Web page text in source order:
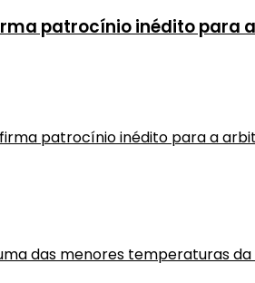
patrocínio inédito para
firma patrocínio inédito para a
das menores temperaturas